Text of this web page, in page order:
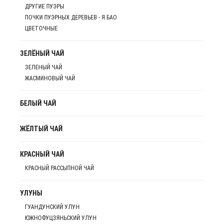
ДРУГИЕ ПУЭРЫ
ПОЧКИ ПУЭРНЫХ ДЕРЕВЬЕВ - Я БАО
ЦВЕТОЧНЫЕ
ЗЕЛЁНЫЙ ЧАЙ
ЗЕЛЕНЫЙ ЧАЙ
ЖАСМИНОВЫЙ ЧАЙ
БЕЛЫЙ ЧАЙ
ЖЁЛТЫЙ ЧАЙ
КРАСНЫЙ ЧАЙ
КРАСНЫЙ РАССЫПНОЙ ЧАЙ
УЛУНЫ
ГУАНДУНСКИЙ УЛУН
ЮЖНОФУЦЗЯНЬСКИЙ УЛУН